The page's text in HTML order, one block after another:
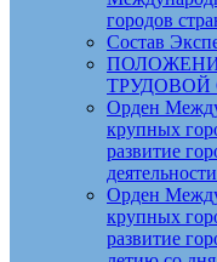
городов
Состав
ТРУДОВОЙ
Орден
крупных
развитие
Орден
крупных
развитие